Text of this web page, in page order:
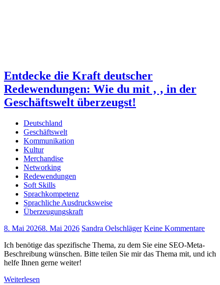
Entdecke die Kraft deutscher
Redewendungen: Wie du mit ‚ ‚ in der
Geschäftswelt überzeugst!
Deutschland
Geschäftswelt
Kommunikation
Kultur
Merchandise
Networking
Redewendungen
Soft Skills
Sprachkompetenz
Sprachliche Ausdrucksweise
Überzeugungskraft
8. Mai 20268. Mai 2026 Sandra Oelschläger Keine Kommentare
Ich benötige das spezifische Thema, zu dem Sie eine SEO-Meta-
Beschreibung wünschen. Bitte teilen Sie mir das Thema mit, und ich
helfe Ihnen gerne weiter!
Weiterlesen